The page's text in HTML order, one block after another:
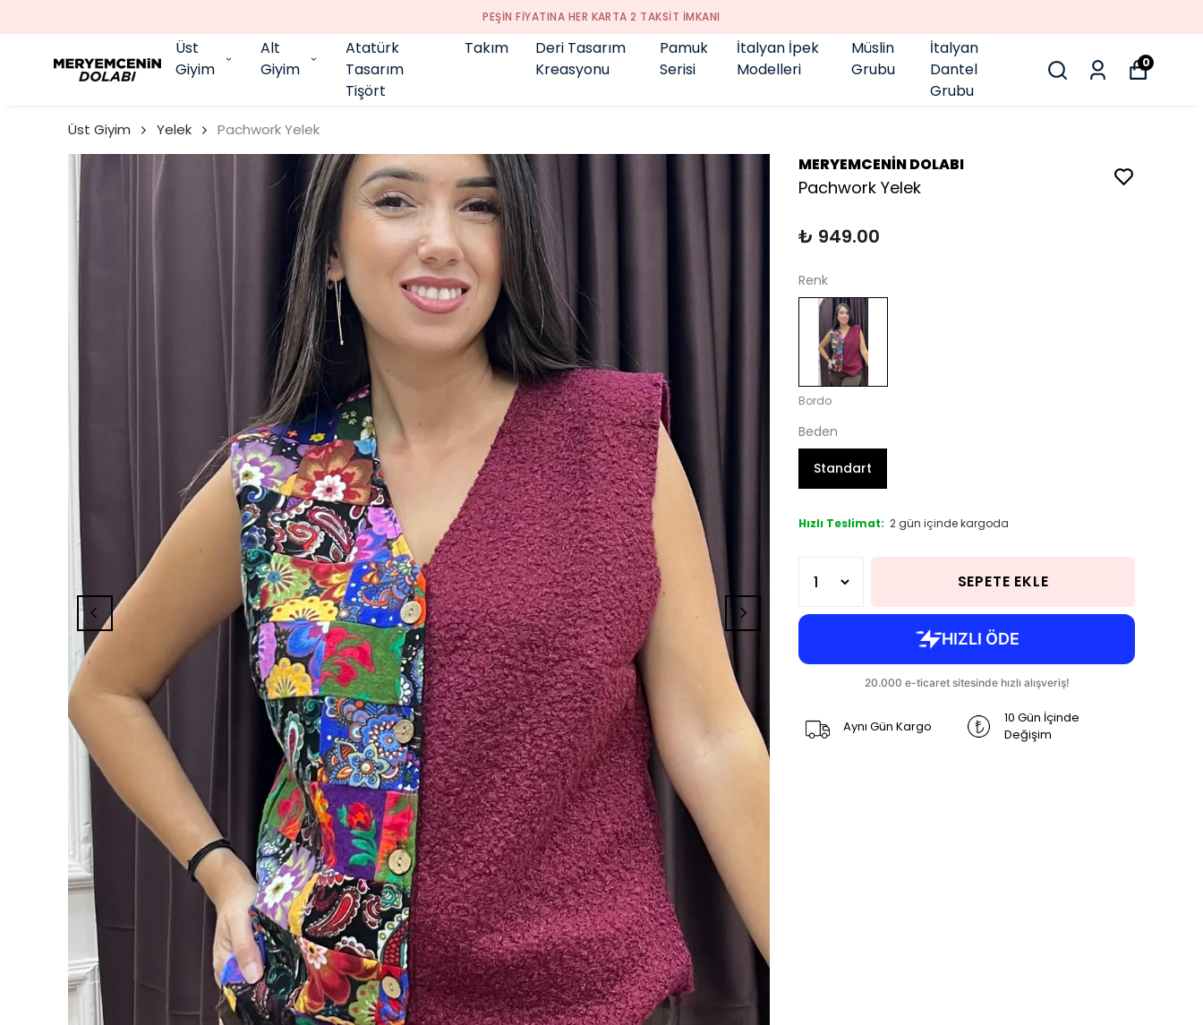
PEŞİN FİYATINA HER KARTA 2 TAKSİT İMKANI
Üst
Giyim
Alt
Giyim
Atatürk
Tasarım
Tişört
Takım
Deri Tasarım
Kreasyonu
Pamuk
Serisi
İtalyan İpek
Modelleri
Müslin
Grubu
İtalyan
Dantel
Grubu
0
Üst Giyim Yelek Pachwork Yelek
MERYEMCENİN DOLABI
Pachwork Yelek
₺ 949.00
Renk
Bordo
Beden
Standart
Hızlı Teslimat: 2 gün içinde kargoda
SEPETE EKLE
Aynı Gün Kargo
10 Gün İçinde
Değişim